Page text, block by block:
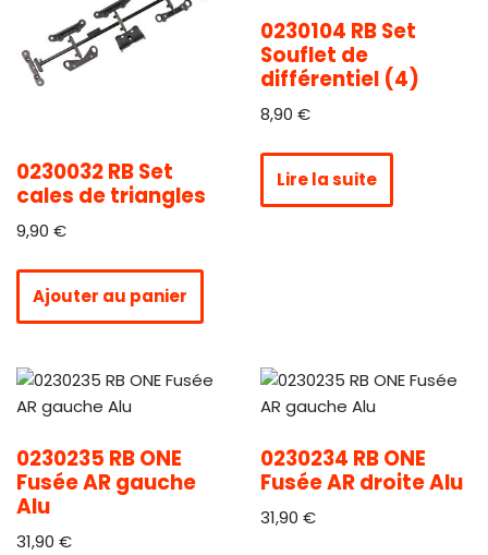
0230032 RB Set
cales de triangles
9,90 €
Ajouter au panier
0230104 RB Set
Souflet de
différentiel (4)
8,90 €
Lire la suite
0230235 RB ONE
Fusée AR gauche
Alu
31,90 €
0230234 RB ONE
Fusée AR droite Alu
31,90 €